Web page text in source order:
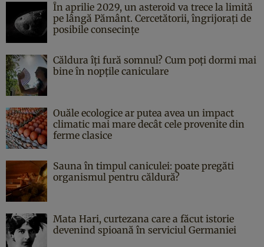
În aprilie 2029, un asteroid va trece la limită
pe lângă Pământ. Cercetătorii, îngrijorați de
posibile consecințe
Căldura îți fură somnul? Cum poți dormi mai
bine în nopțile caniculare
Ouăle ecologice ar putea avea un impact
climatic mai mare decât cele provenite din
ferme clasice
Sauna în timpul caniculei: poate pregăti
organismul pentru căldură?
Mata Hari, curtezana care a făcut istorie
devenind spioană în serviciul Germaniei